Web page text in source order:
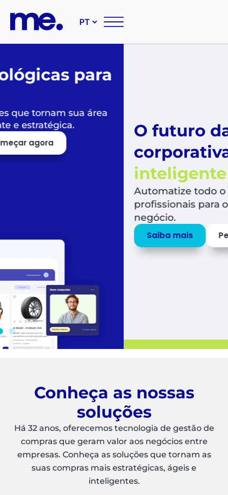
O futuro das suas
corporativas é
simples,
inteligente e sustentável
Automatize todo o fluxo de compras,
profissionais para o que mais agrega valor
DEMO
Conheça as nossas
soluções
Há 32 anos, oferecemos tecnologia de gestão de
compras que geram valor aos negócios entre
empresas. Conheça as soluções que tornam as
suas compras mais estratégicas, ágeis e
inteligentes.